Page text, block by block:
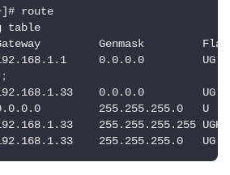
route
table
Genmask
0.0.0.0         UG
0.0.0.0         UG
255.255.255.0   U
255.255.255.255 UGH
255.255.255.0   UG